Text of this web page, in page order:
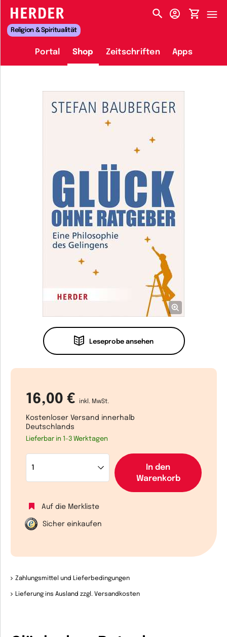
HERDER-MENÜ
Religion & Spiritualität
Portal Shop Zeitschriften Apps
Leseprobe ansehen
16,00 € inkl. MwSt.
Kostenloser Versand innerhalb
Deutschlands
Lieferbar in 1-3 Werktagen
In den
Warenkorb
Auf die Merkliste
Sicher einkaufen
Zahlungsmittel und Lieferbedingungen
Lieferung ins Ausland zzgl. Versandkosten